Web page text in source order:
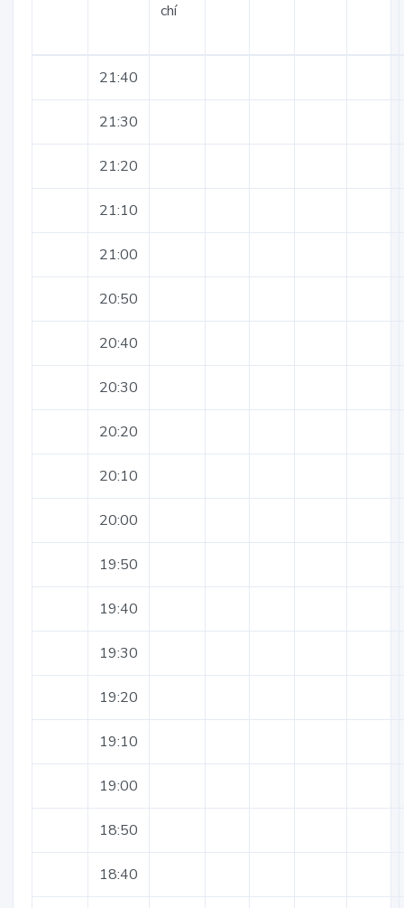
chí
21:40
21:30
21:20
21:10
21:00
20:50
20:40
20:30
20:20
20:10
20:00
19:50
19:40
19:30
19:20
19:10
19:00
18:50
18:40